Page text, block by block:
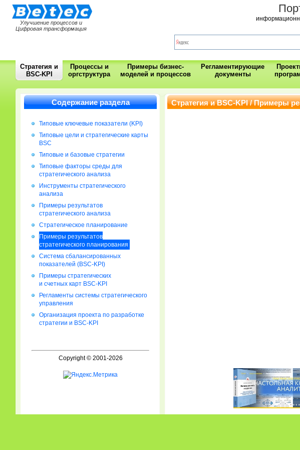
Улучшение процессов и
Цифровая трансформация
Стратегия и
BSC-KPI
Процессы и
оргструктура
Примеры бизнес-
моделей и процессов
Регламентирующие
документы
Содержание раздела
Типовые ключевые показатели (KPI)
Типовые цели и стратегические карты
BSC
Типовые и базовые стратегии
Типовые факторы среды для
стратегического анализа
Инструменты стратегического
анализа
Примеры результатов
стратегического анализа
Стратегическое планирование
Примеры результатов
стратегического планирования
Система сбалансированных
показателей (BSC-KPI)
Примеры стратегических
и счетных карт BSC-KPI
Регламенты системы стратегического
управления
Организация проекта по разработке
стратегии и BSC-KPI
Copyright © 2001-2026
Стратегия и BSC-KPI / Примеры